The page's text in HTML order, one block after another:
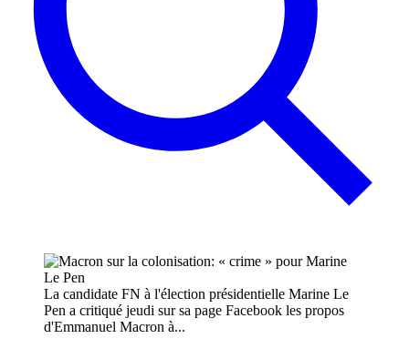
La candidate FN à l'élection présidentielle Marine Le
Pen a critiqué jeudi sur sa page Facebook les propos
d'Emmanuel Macron à...